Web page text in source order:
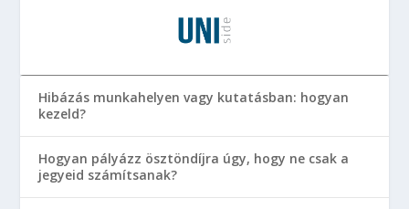
Hibázás munkahelyen vagy kutatásban: hogyan
kezeld?
Hogyan pályázz ösztöndíjra úgy, hogy ne csak a
jegyeid számítsanak?